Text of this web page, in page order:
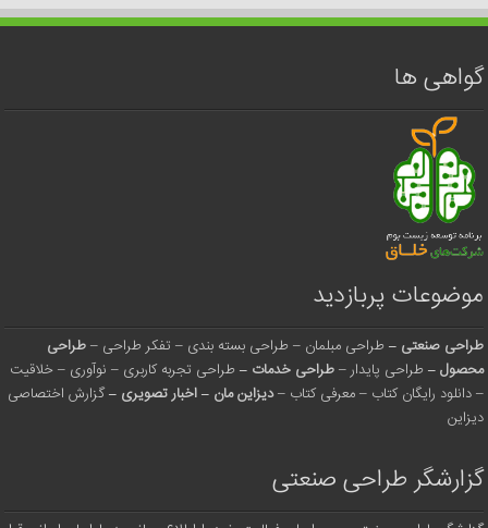
گواهی ها
موضوعات پربازدید
طراحی صنعتی – طراحی مبلمان – طراحی بسته بندی – تفکر طراحی –طراحی
محصول– طراحی پایدار–طراحی خدمات – طراحی تجربه کاربری – نوآوری –خلاقیت
–دانلود رایگان کتاب –معرفی کتاب –دیزاین مان –اخبار تصویری –گزارش اختصاصی
دیزاین
گزارشگر طراحی صنعتی